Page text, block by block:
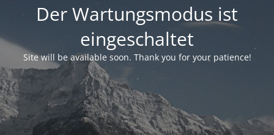
Der Wartungsmodus ist
eingeschaltet
Site will be available soon. Thank you for your patience!